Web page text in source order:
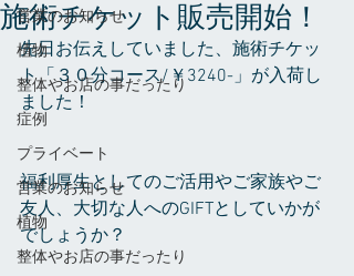
営業のお知らせ
植物
整体やお店の事だったり
症例
プライベート
営業のお知らせ
植物
整体やお店の事だったり
施術チケット販売開始！
先日お伝えしていました、施術チケッ
ト「３０分コース/￥3240-」が入荷し
ました！
福利厚生としてのご活用やご家族やご
友人、大切な人へのGIFTとしていかが
でしょうか？